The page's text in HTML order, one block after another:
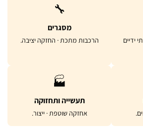
הרכבות מתכת · החזקה יציבה.
תעשייה ותחזוקה
אחזקה שוטפת · ייצור.